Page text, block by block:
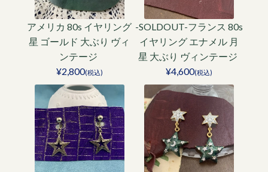
アメリカ 80s イヤリング
星 ゴールド 大ぶり ヴィ
ンテージ
¥2,800(税込)
-SOLDOUT-フランス 80s
イヤリング エナメル 月
星 大ぶり ヴィンテージ
¥4,600(税込)